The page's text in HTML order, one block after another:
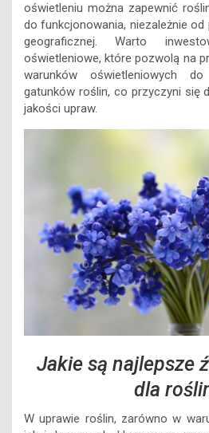
oświetleniu można zapewnić
do funkcjonowania, niezależnie
geograficznej. Warto
oświetleniowe, które pozwolą na
warunków oświetleniowych
gatunków roślin, co przyczyni się
jakości upraw.
Jakie są najlepsze
dla
W uprawie roślin, zarówno w